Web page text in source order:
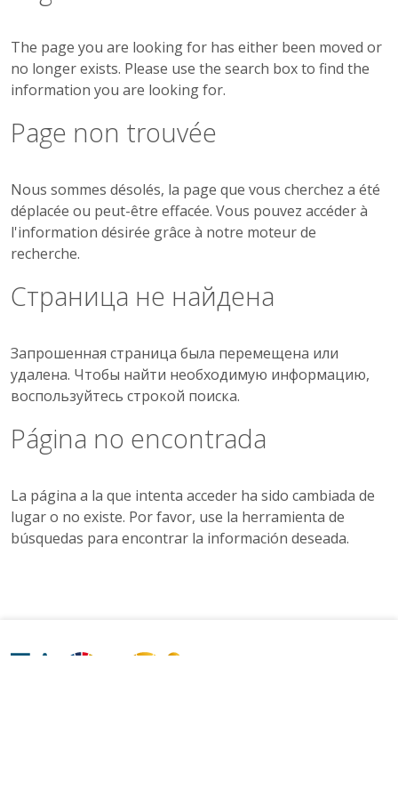
The page you are looking for has either been moved or
no longer exists. Please use the search box to find the
information you are looking for.
Page non trouvée
Nous sommes désolés, la page que vous cherchez a été
déplacée ou peut-être effacée. Vous pouvez accéder à
l'information désirée grâce à notre moteur de
recherche.
Страница не найдена
Запрошенная страница была перемещена или
удалена. Чтобы найти необходимую информацию,
воспользуйтесь строкой поиска.
Página no encontrada
La página a la que intenta acceder ha sido cambiada de
lugar o no existe. Por favor, use la herramienta de
búsquedas para encontrar la información deseada.